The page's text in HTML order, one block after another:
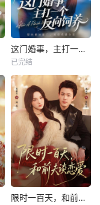
这门婚事，主打一个反向饲养
已完结
限时一百天，和前夫谈恋爱